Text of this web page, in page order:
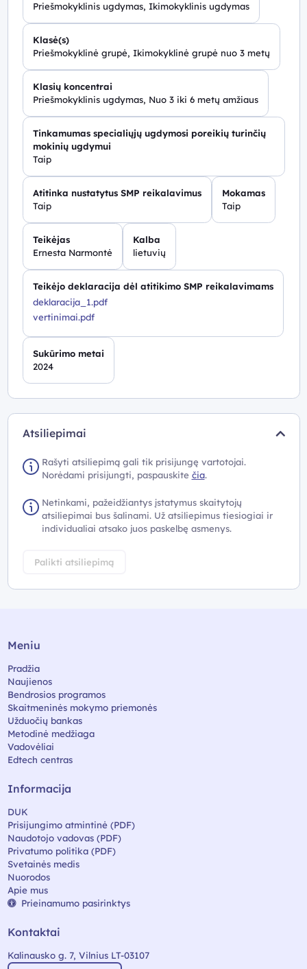
Priešmokyklinis ugdymas, Ikimokyklinis ugdymas
Klasė(s)
Priešmokyklinė grupė, Ikimokyklinė grupė nuo 3 metų
Klasių koncentrai
Priešmokyklinis ugdymas, Nuo 3 iki 6 metų amžiaus
Tinkamumas specialiųjų ugdymosi poreikių turinčių
mokinių ugdymui
Taip
Atitinka nustatytus SMP reikalavimus
Taip
Mokamas
Taip
Teikėjas
Ernesta Narmontė
Kalba
lietuvių
Teikėjo deklaracija dėl atitikimo SMP reikalavimams
deklaracija_1.pdf
vertinimai.pdf
Sukūrimo metai
2024
Atsiliepimai
Rašyti atsiliepimą gali tik prisijungę vartotojai.
Norėdami prisijungti, paspauskite čia.
Netinkami, pažeidžiantys įstatymus skaitytojų
atsiliepimai bus šalinami. Už atsiliepimus tiesiogiai ir
individualiai atsako juos paskelbę asmenys.
Palikti atsiliepimą
Meniu
Pradžia
Naujienos
Bendrosios programos
Skaitmeninės mokymo priemonės
Užduočių bankas
Metodinė medžiaga
Vadovėliai
Edtech centras
Informacija
DUK
Prisijungimo atmintinė (PDF)
Naudotojo vadovas (PDF)
Privatumo politika (PDF)
Svetainės medis
Nuorodos
Apie mus
Prieinamumo pasirinktys
Kontaktai
Kalinausko g. 7, Vilnius LT-03107